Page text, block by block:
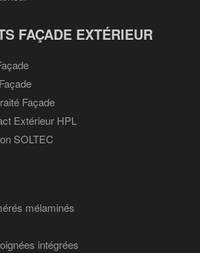
FAÇADE EXTÉRIEUR
Façade
Extérieur HPL
SOLTEC
mélaminés
intégrées